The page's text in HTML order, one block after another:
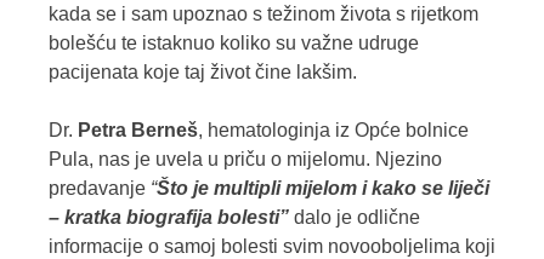
kada se i sam upoznao s težinom života s rijetkom
bolešću te istaknuo koliko su važne udruge
pacijenata koje taj život čine lakšim.
Dr. Petra Berneš, hematologinja iz Opće bolnice
Pula, nas je uvela u priču o mijelomu. Njezino
predavanje “Što je multipli mijelom i kako se liječi
– kratka biografija bolesti” dalo je odlične
informacije o samoj bolesti svim novooboljelima koji